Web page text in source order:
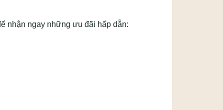
nhận ngay những ưu đãi hấp dẫn: